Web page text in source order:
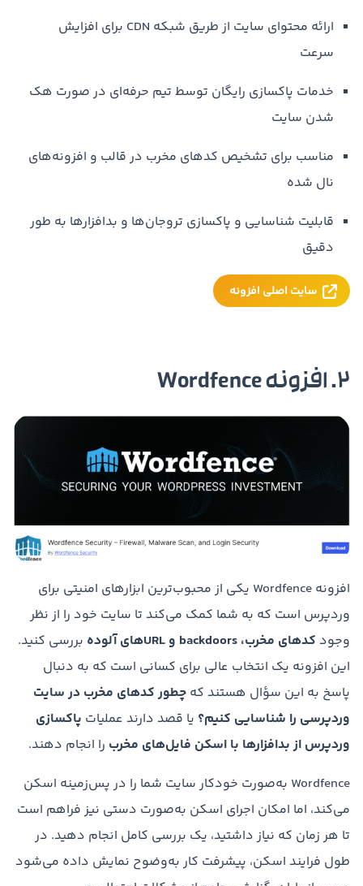
ارائه محتوای سایت از طریق شبکه CDN برای افزایش
سرعت
خدمات پاکسازی رایگان توسط تیم حرفه‌ای در صورت هک
شدن سایت
مناسب برای تشخیص کدهای مخرب در قالب و افزونه‌های
نال شده
قابلیت شناسایی و پاکسازی تروجان‌ها و بدافزارها به طور
دقیق
سایت اصلی افزونه
2. افزونه Wordfence
افزونه Wordfence یکی از محبوب‌ترین ابزارهای امنیتی برای
وردپرس است که به شما کمک می‌کند تا سایت خود را از نظر
وجود کدهای مخرب، backdoors و URLهای آلوده
بررسی کنید.
این افزونه یک انتخاب عالی برای کسانی است که به دنبال
پاسخ به این سؤال هستند که چطور کدهای مخرب در سایت
وردپرسی را شناسایی کنیم؟یا قصد دارند عملیات پاکسازی
وردپرس از بدافزارها با اسکن فایل‌های مخربرا انجام دهند.
Wordfence به‌صورت خودکار سایت شما را در پس‌زمینه اسکن
می‌کند، اما امکان اجرای اسکن به‌صورت دستی نیز فراهم است
تا هر زمان که نیاز داشتید، یک بررسی کامل انجام دهید. در
طول فرایند اسکن، پیشرفت کار به‌وضوح نمایش داده می‌شود